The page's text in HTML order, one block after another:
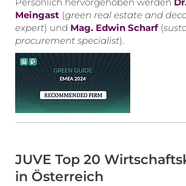
Meingast (green real estate and
expert) und Mag. Edwin Scharf(
procurement specialist).
JUVE Top 20
in Österreich